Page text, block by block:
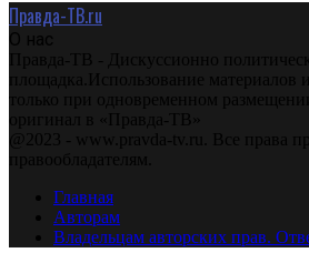
Правда-ТВ.ru
О нас
Правда-ТВ - Дискуссионно
площадка.Использование материалов
только при одновременном
оригинал в «Правда-ТВ»
@2023 - www.pravda-tv.ru. Все права
правообладателям.
Главная
Авторам
Владельцам авторских прав.